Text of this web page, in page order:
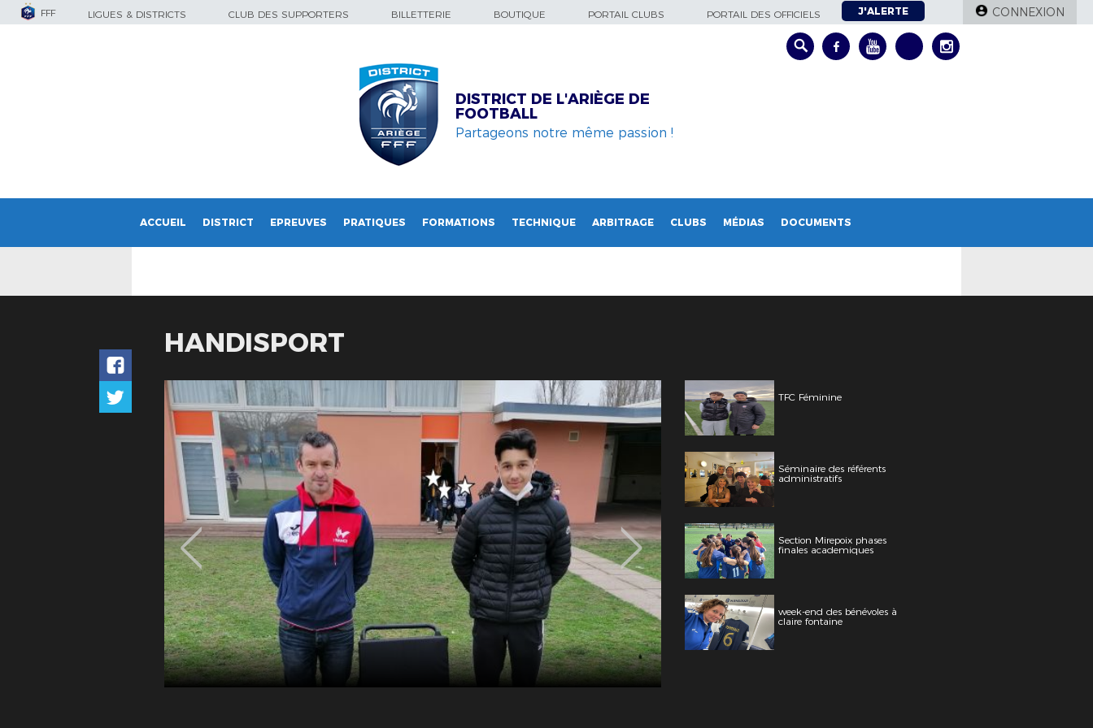
FFF LIGUES & DISTRICTS CLUB DES SUPPORTERS BILLETTERIE BOUTIQUE PORTAIL CLUBS PORTAIL DES OFFICIELS J'ALERTE CONNEXION
DISTRICT DE L'ARIÈGE DE
FOOTBALL
Partageons notre même passion !
ACCUEIL DISTRICT EPREUVES PRATIQUES FORMATIONS TECHNIQUE ARBITRAGE CLUBS MÉDIAS DOCUMENTS
HANDISPORT
TFC Féminine
Séminaire des référents
administratifs
Section Mirepoix phases
finales academiques
week-end des bénévoles à
claire fontaine